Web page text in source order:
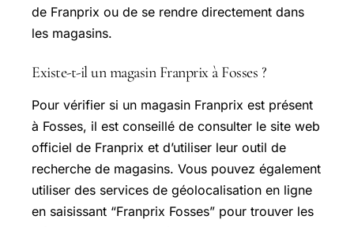
de Franprix ou de se rendre directement dans
les magasins.
Existe-t-il un magasin Franprix à Fosses ?
Pour vérifier si un magasin Franprix est présent
à Fosses, il est conseillé de consulter le site web
officiel de Franprix et d’utiliser leur outil de
recherche de magasins. Vous pouvez également
utiliser des services de géolocalisation en ligne
en saisissant “Franprix Fosses” pour trouver les